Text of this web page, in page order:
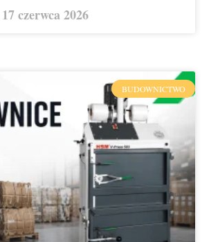
17 czerwca 2026
BUDOWNICTWO